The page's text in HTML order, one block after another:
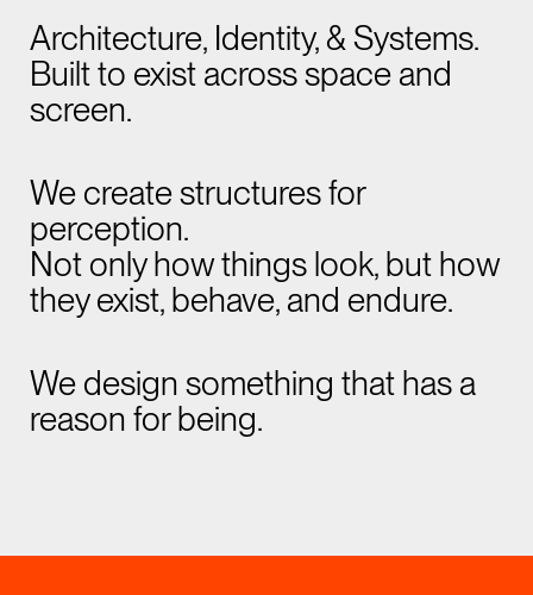
Architecture, Identity, & Systems.
Built to exist across space and
screen.
We create structures for
perception.
Not only how things look, but how
they exist, behave, and endure.
We design something that has a
reason for being.